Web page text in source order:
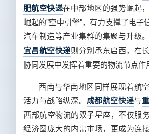
肥航空快递在中部地区的强势崛起
崛起的"空中引擎"，有力支撑了电子
汽车制造等产业集群的集聚与升级。
宜昌航空快递则分别承东启西，在
协同发展中发挥着重要的物流节点作
西南与华南地区同样展现着航
活力与战略纵深。 成都航空快递与
西部航空物流的双子星座，不仅服
经济圈庞大的内需市场，更成为连